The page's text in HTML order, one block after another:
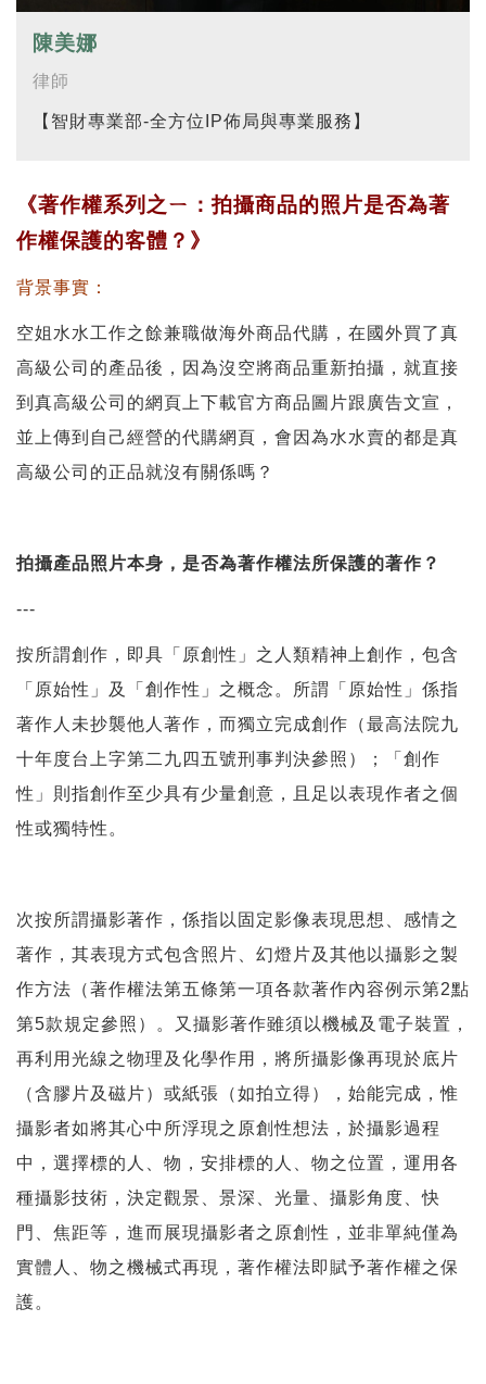
陳美娜
律師
【智財專業部-全方位IP佈局與專業服務】
《著作權系列之ㄧ：拍攝商品的照片是否為著
作權保護的客體？》
背景事實：
空姐水水工作之餘兼職做海外商品代購，在國外買了真
高級公司的產品後，因為沒空將商品重新拍攝，就直接
到真高級公司的網頁上下載官方商品圖片跟廣告文宣，
並上傳到自己經營的代購網頁，會因為水水賣的都是真
高級公司的正品就沒有關係嗎？
拍攝產品照片本身，是否為著作權法所保護的著作？
---
按所謂創作，即具「原創性」之人類精神上創作，包含
「原始性」及「創作性」之概念。所謂「原始性」係指
著作人未抄襲他人著作，而獨立完成創作（最高法院九
十年度台上字第二九四五號刑事判決參照）；「創作
性」則指創作至少具有少量創意，且足以表現作者之個
性或獨特性。
次按所謂攝影著作，係指以固定影像表現思想、感情之
著作，其表現方式包含照片、幻燈片及其他以攝影之製
作方法（著作權法第五條第一項各款著作內容例示第2點
第5款規定參照）。又攝影著作雖須以機械及電子裝置，
再利用光線之物理及化學作用，將所攝影像再現於底片
（含膠片及磁片）或紙張（如拍立得），始能完成，惟
攝影者如將其心中所浮現之原創性想法，於攝影過程
中，選擇標的人、物，安排標的人、物之位置，運用各
種攝影技術，決定觀景、景深、光量、攝影角度、快
門、焦距等，進而展現攝影者之原創性，並非單純僅為
實體人、物之機械式再現，著作權法即賦予著作權之保
護。